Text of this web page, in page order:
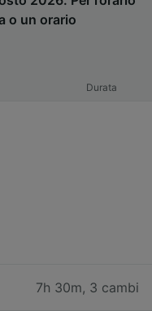
o un orario
Durata
7h 30m, 3 cambi